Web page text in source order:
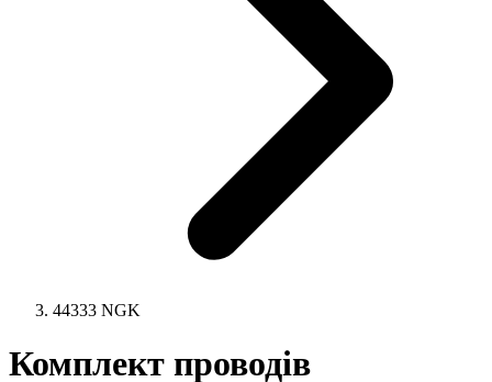
44333 NGK
Комплект проводів